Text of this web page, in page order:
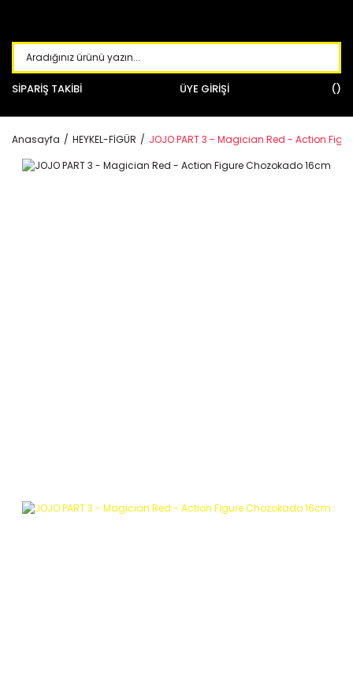
SİPARİŞ TAKİBİ ÜYE GİRİŞİ
Anasayfa HEYKEL-FİGÜR JOJO PART 3 - Magician Red - Action